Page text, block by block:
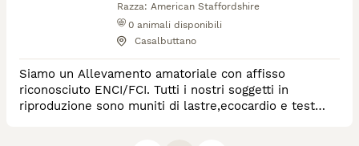
Razza: American Staffordshire
0 animali disponibili
Casalbuttano
Siamo un Allevamento amatoriale con affisso
riconosciuto ENCI/FCI. Tutti i nostri soggetti in
riproduzione sono muniti di lastre,ecocardio e test